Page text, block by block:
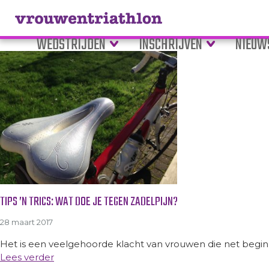
WEDSTRIJDEN INSCHRIJVEN
Tag Archive: fietsmeting
TIPS ’N TRICS: WAT DOE JE TEGEN ZADELPIJN?
28 maart 2017
Het is een veelgehoorde klacht van vrouwen die net
Lees verder